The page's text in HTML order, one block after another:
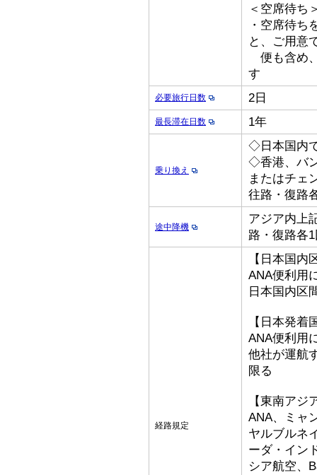
＜空席待ち
・空席待ち
と、ご用意
便も含め
す
必要旅行日数 2日
最長滞在日数 1年
乗り換え
◇日本国内
◇香港、バ
またはチェ
往路・復路
途中降機
アジア内上
路・復路各
経路規定
【日本国内
ANA便利用
日本国内区
【日本発着
ANA便利用
他社が運航
限る
【東南アジ
ANA、ミャ
ヤルブルネ
ーダ・イン
シア航空、